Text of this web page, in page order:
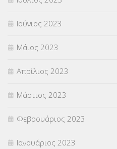
Ιούνιος 2023
Μάιος 2023
Απρίλιος 2023
Μάρτιος 2023
Φεβρουάριος 2023
Ιανουάριος 2023